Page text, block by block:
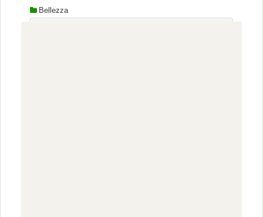
Bellezza